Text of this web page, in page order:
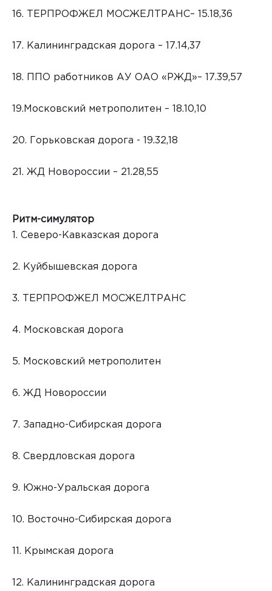
16. ТЕРПРОФЖЕЛ МОСЖЕЛТРАНС– 15.18,36
17. Калининградская дорога – 17.14,37
18. ППО работников АУ ОАО «РЖД»– 17.39,57
19.Московский метрополитен – 18.10,10
20. Горьковская дорога - 19.32,18
21. ЖД Новороссии – 21.28,55
Ритм-симулятор
1. Северо-Кавказская дорога
2. Куйбышевская дорога
3. ТЕРПРОФЖЕЛ МОСЖЕЛТРАНС
4. Московская дорога
5. Московский метрополитен
6. ЖД Новороссии
7. Западно-Сибирская дорога
8. Свердловская дорога
9. Южно-Уральская дорога
10. Восточно-Сибирская дорога
11. Крымская дорога
12. Калининградская дорога